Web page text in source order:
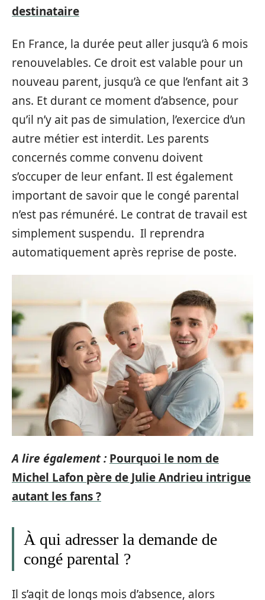
destinataire
En France, la durée peut aller jusqu’à 6 mois
renouvelables. Ce droit est valable pour un
nouveau parent, jusqu’à ce que l’enfant ait 3
ans. Et durant ce moment d’absence, pour
qu’il n’y ait pas de simulation, l’exercice d’un
autre métier est interdit. Les parents
concernés comme convenu doivent
s’occuper de leur enfant. Il est également
important de savoir que le congé parental
n’est pas rémunéré. Le contrat de travail est
simplement suspendu. Il reprendra
automatiquement après reprise de poste.
A lire également : Pourquoi le nom de
Michel Lafon père de Julie Andrieu intrigue
autant les fans ?
À qui adresser la demande de
congé parental ?
Il s’agit de longs mois d’absence, alors